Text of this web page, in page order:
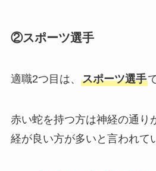
②スポーツ選手
適職2つ目は、 スポーツ選手
赤い蛇を持つ方は神経の通り
経が良い方が多いと言われて